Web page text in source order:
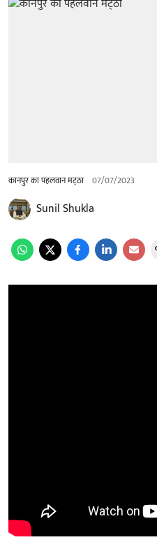
कानपुर का पहलवान मट्‌ठा 07/07/2023
Sunil Shukla